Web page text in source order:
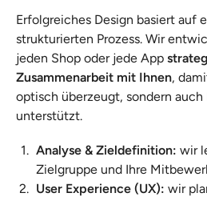
Erfolgreiches Design basiert auf
strukturierten Prozess. Wir
jeden Shop oder jede App
Zusammenarbeit mit Ihnen,
optisch überzeugt, sondern auch
unterstützt.
Analyse & Zieldefinition: wir
Zielgruppe und Ihre
User Experience (UX): wir